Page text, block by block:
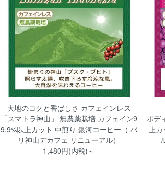
大地のコクと香ばしさ カフェインレス
「スマトラ神山」 無農薬栽培 カフェイン9
9.9%以上カット 中煎り 銀河コーヒー（ バ
リ神山デカフェ リニューアル）
1,480円(内税)～
ボデ
上カ